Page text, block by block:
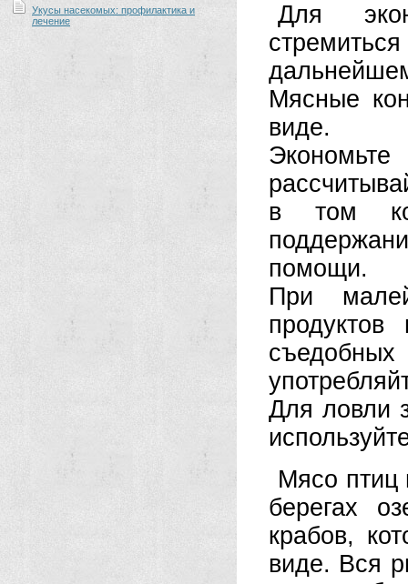
Укусы насекомых: профилактика и
лечение
Для
Мясные
виде.
в том
помощи.
При
Для ловли
Мясо птиц
берегах
крабов,
виде. Вся